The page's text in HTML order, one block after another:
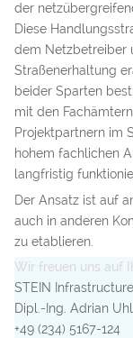
der
Diese
dem Netzbetreiber
Straßenerhaltung
beider Sparten
mit den
Projektpartnern im
hohem fachlichen
langfristig
Der Ansatz ist auf
auch in anderen
zu etablieren.
Wir freuen uns auf
STEIN
Dipl.-Ing. Adrian
+49 (234) 5167-124